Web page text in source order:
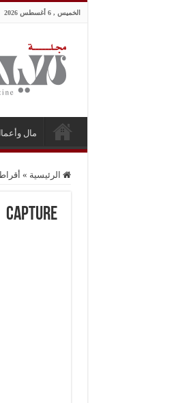
الخميس , 6 أغسطس 2026
مال
الرئيسية »
Capture